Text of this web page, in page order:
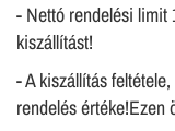
- Nettó rendelési limit
kiszállítást!
- A kiszállítás
rendelés értéke!Ezen